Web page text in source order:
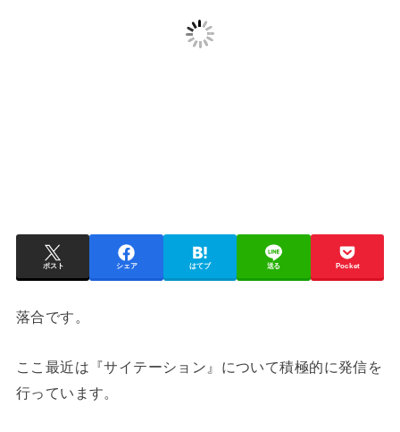
ポスト シェア はてブ 送る Pocket
落合です。
ここ最近は『サイテーション』について積極的に発信を
行っています。